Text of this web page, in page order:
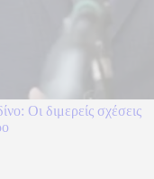
Οι διμερείς σχέσεις